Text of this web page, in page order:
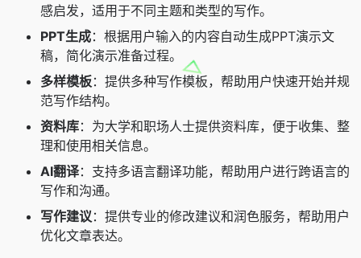
感启发，适用于不同主题和类型的写作。
PPT生成：根据用户输入的内容自动生成PPT演示文
稿，简化演示准备过程。
多样模板：提供多种写作模板，帮助用户快速开始并规
范写作结构。
资料库：为大学和职场人士提供资料库，便于收集、整
理和使用相关信息。
AI翻译：支持多语言翻译功能，帮助用户进行跨语言的
写作和沟通。
写作建议：提供专业的修改建议和润色服务，帮助用户
优化文章表达。